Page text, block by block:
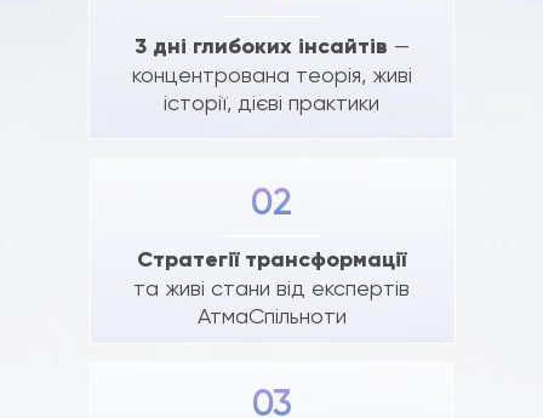
Стратегії трансформації
та живі стани від експертів
АтмаСпільноти
3 дні глибоких інсайтів —
концентрована теорія, живі
історії, дієві практики
03
02